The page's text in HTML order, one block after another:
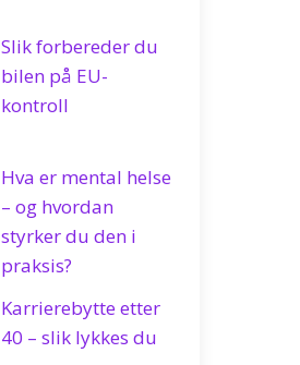
Slik forbereder du
bilen på EU-
kontroll
Hva er mental helse
– og hvordan
styrker du den i
praksis?
Karrierebytte etter
40 – slik lykkes du